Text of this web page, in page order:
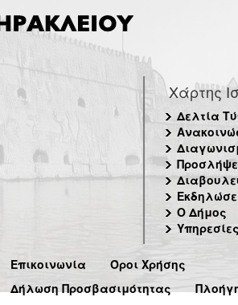
Χάρτης
Δελτία
Ο Δήμος
Υπηρεσίες
Επικοινωνία
Όροι Χρήσης
Δήλωση Προσβασιμότητας